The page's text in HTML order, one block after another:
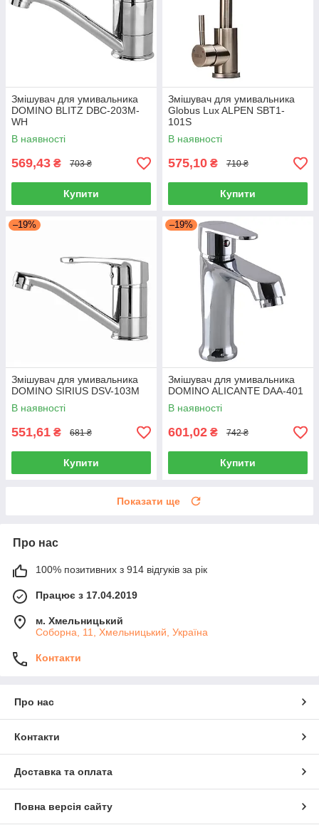
Змішувач для умивальника
DOMINO BLITZ DBC-203M-
WH
В наявності
569,43 ₴ 703 ₴
Купити
Змішувач для умивальника
Globus Lux ALPEN SBT1-
101S
В наявності
575,10 ₴ 710 ₴
Купити
–19%
Змішувач для умивальника
DOMINO SIRIUS DSV-103M
В наявності
551,61 ₴ 681 ₴
Купити
–19%
Змішувач для умивальника
DOMINO ALICANTE DAA-401
В наявності
601,02 ₴ 742 ₴
Купити
Показати ще
Про нас
100% позитивних з 914 відгуків за рік
Працює з 17.04.2019
м. Хмельницький
Соборна, 11, Хмельницький, Україна
Контакти
Про нас
Контакти
Доставка та оплата
Повна версія сайту